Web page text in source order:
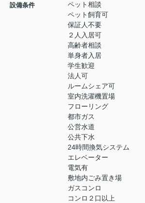
設備条件
ペット相談
ペット飼育可
保証人不要
２人入居可
高齢者相談
単身者入居
学生歓迎
法人可
ルームシェア可
室内洗濯機置場
フローリング
都市ガス
公営水道
公共下水
24時間換気システム
エレベーター
電気有
敷地内ごみ置き場
ガスコンロ
コンロ２口以上